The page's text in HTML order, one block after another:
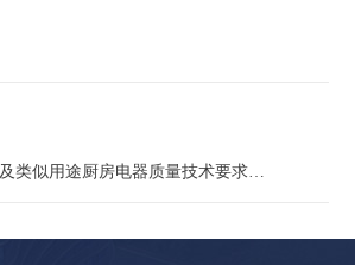
用途厨房电器质量技术要求》系列团体标准启动